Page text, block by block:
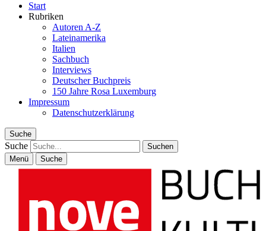
Start
Rubriken
Autoren A-Z
Lateinamerika
Italien
Sachbuch
Interviews
Deutscher Buchpreis
150 Jahre Rosa Luxemburg
Impressum
Datenschutzerklärung
Suche
Suche
Menü Suche